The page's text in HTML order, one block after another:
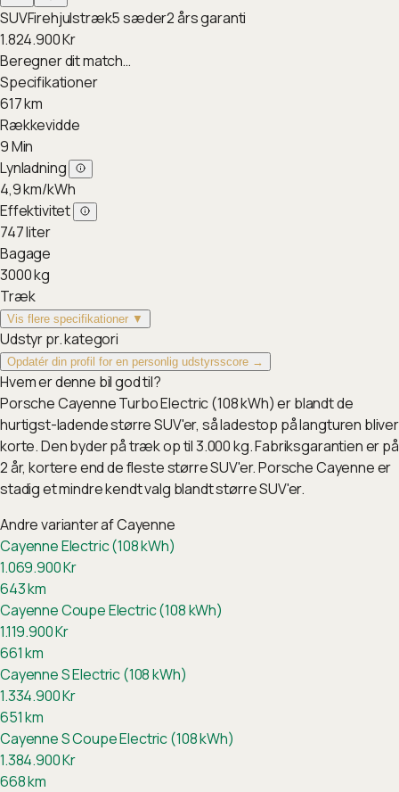
SUVFirehjulstræk5sæder2års garanti
1.824.900Kr
Beregner dit match…
Specifikationer
617km
Rækkevidde
9Min
Lynladning
4,9km/kWh
Effektivitet
747liter
Bagage
3000kg
Træk
Vis flere specifikationer ▼
Udstyr pr. kategori
Opdatér din profil for en personlig udstyrsscore →
Hvem er denne bil god til?
Porsche Cayenne Turbo Electric (108 kWh) er blandt de
hurtigst-ladende større SUV'er, så ladestop på langturen bliver
korte. Den byder på træk op til 3.000 kg. Fabriksgarantien er på
2 år, kortere end de fleste større SUV'er. Porsche Cayenne er
stadig et mindre kendt valg blandt større SUV'er.
Andre varianter afCayenne
Cayenne Electric (108 kWh)
1.069.900Kr
643km
Cayenne Coupe Electric (108 kWh)
1.119.900Kr
661km
Cayenne S Electric (108 kWh)
1.334.900Kr
651km
Cayenne S Coupe Electric (108 kWh)
1.384.900Kr
668km